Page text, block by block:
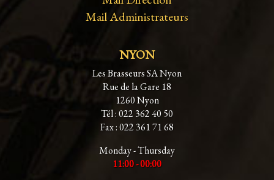
Mail Administrateurs
NYON
Les Brasseurs SA Nyon
Rue de la Gare 18
1260 Nyon
Tél : 022 362 40 50
Fax : 022 361 71 68
Monday - Thursday
11:00 - 00:00